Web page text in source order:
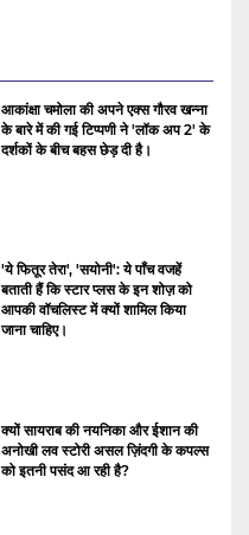
आकांक्षा चमोला की अपने एक्स गौरव खन्ना
के बारे में की गई टिप्पणी ने 'लॉक अप 2' के
दर्शकों के बीच बहस छेड़ दी है।
'ये फितूर तेरा', 'सयोनी': ये पाँच वजहें
बताती हैं कि स्टार प्लस के इन शोज़ को
आपकी वॉचलिस्ट में क्यों शामिल किया
जाना चाहिए।
क्यों सायराब की नयनिका और ईशान की
अनोखी लव स्टोरी असल ज़िंदगी के कपल्स
को इतनी पसंद आ रही है?